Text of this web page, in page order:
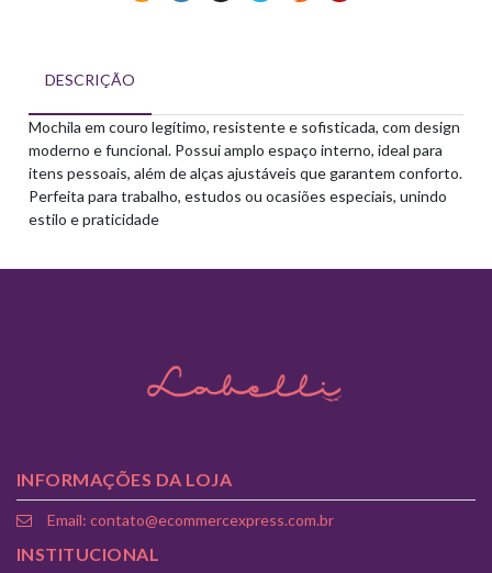
DESCRIÇÃO
Mochila em couro legítimo, resistente e sofisticada, com design
moderno e funcional. Possui amplo espaço interno, ideal para
itens pessoais, além de alças ajustáveis que garantem conforto.
Perfeita para trabalho, estudos ou ocasiões especiais, unindo
estilo e praticidade
INFORMAÇÕES DA LOJA
Email: contato@ecommercexpress.com.br
INSTITUCIONAL